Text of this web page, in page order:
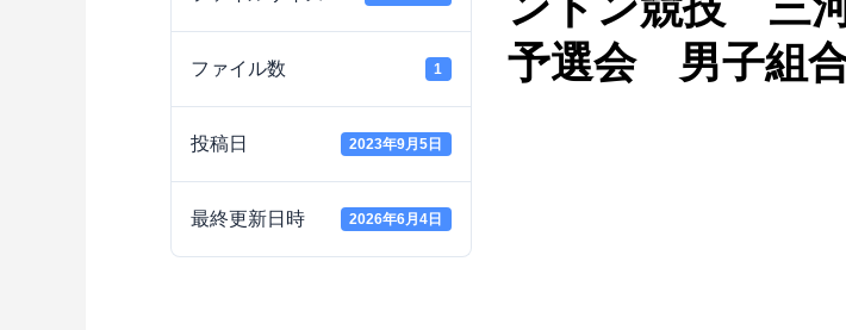
ファイル数 1
投稿日 2023年9月5日
最終更新日時 2026年6月4日
予選会 男子組